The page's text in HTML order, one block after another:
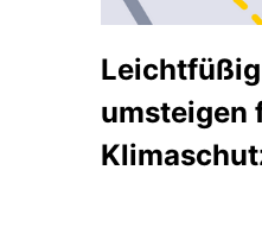
Leichtfüßig
umsteigen